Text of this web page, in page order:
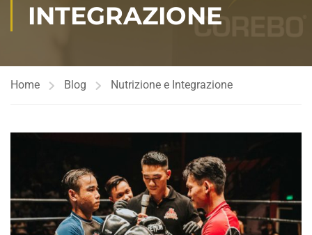
INTEGRAZIONE
Home Blog Nutrizione e Integrazione